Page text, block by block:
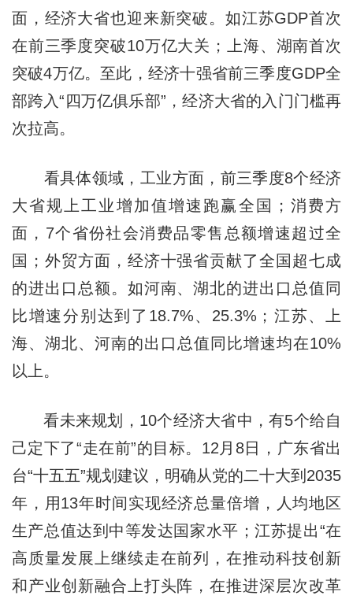
面，经济大省也迎来新突破。如江苏GDP首次
在前三季度突破10万亿大关；上海、湖南首次
突破4万亿。至此，经济十强省前三季度GDP全
部跨入“四万亿俱乐部”，经济大省的入门门槛再
次拉高。
看具体领域，工业方面，前三季度8个经济
大省规上工业增加值增速跑赢全国；消费方
面，7个省份社会消费品零售总额增速超过全
国；外贸方面，经济十强省贡献了全国超七成
的进出口总额。如河南、湖北的进出口总值同
比增速分别达到了18.7%、25.3%；江苏、上
海、湖北、河南的出口总值同比增速均在10%
以上。
看未来规划，10个经济大省中，有5个给自
己定下了“走在前”的目标。12月8日，广东省出
台“十五五”规划建议，明确从党的二十大到2035
年，用13年时间实现经济总量倍增，人均地区
生产总值达到中等发达国家水平；江苏提出“在
高质量发展上继续走在前列，在推动科技创新
和产业创新融合上打头阵，在推进深层次改革